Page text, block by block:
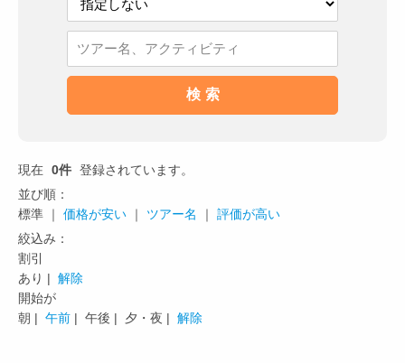
現在 0件 登録されています。
並び順：
標準 ｜ 価格が安い ｜ ツアー名 ｜ 評価が高い
絞込み：
割引
あり | 解除
開始が
朝 | 午前 | 午後 | 夕・夜 | 解除